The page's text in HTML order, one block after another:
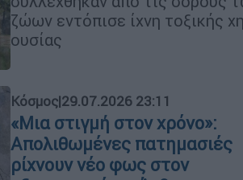
ζώων εντόπισε ίχνη τοξικής
ουσίας
Κόσμος|29.07.2026 23:11
«Μια στιγμή στον χρόνο»:
Απολιθωμένες πατημασιές
ρίχνουν νέο φως στον